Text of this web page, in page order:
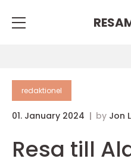
redaktionel
01. January 2024 by Jon
Resa till